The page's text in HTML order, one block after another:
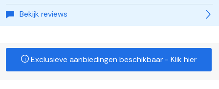
Bekijk reviews
Exclusieve aanbiedingen beschikbaar - Klik hier